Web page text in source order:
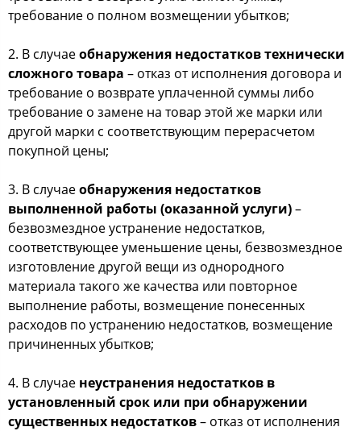
требование о полном возмещении убытков;
2. В случаеобнаружения недостатков технически
сложного товара – отказ от исполнения договора и
требование о возврате уплаченной суммы либо
требование о замене на товар этой же марки или
другой марки с соответствующим перерасчетом
покупной цены;
3. В случаеобнаружения недостатков
выполненной работы (оказанной услуги)–
безвозмездное устранение недостатков,
соответствующее уменьшение цены, безвозмездное
изготовление другой вещи из однородного
материала такого же качества или повторное
выполнение работы, возмещение понесенных
расходов по устранению недостатков, возмещение
причиненных убытков;
4. В случае неустранения недостатков в
установленный срок или при обнаружении
существенных недостатков– отказ от исполнения